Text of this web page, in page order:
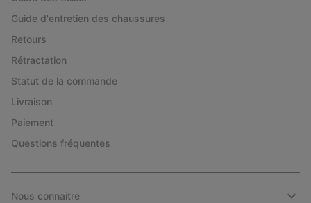
Guide d'entretien des chaussures
Retours
Rétractation
Statut de la commande
Livraison
Paiement
Questions fréquentes
Nous connaitre